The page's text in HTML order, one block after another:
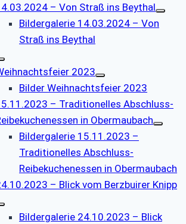
– Von Straß ins Beythal
Bildergalerie 14.03.2024 – Von
Straß ins Beythal
2023
Bilder Weihnachtsfeier 2023
– Traditionelles Abschluss-
in Obermaubach
Bildergalerie 15.11.2023 –
Traditionelles Abschluss-
Reibekuchenessen in Obermaubach
– Blick vom Berzbuirer Knipp
Bildergalerie 24.10.2023 – Blick